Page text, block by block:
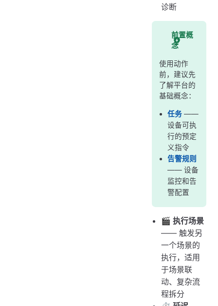
诊断
前置概
念
使用动作
前，建议先
了解平台的
基础概念：
任务 ——
设备可执
行的预定
义指令
告警规则
—— 设备
监控和告
警配置
🎬 执行场景
—— 触发另
一个场景的
执行，适用
于场景联
动、复杂流
程拆分